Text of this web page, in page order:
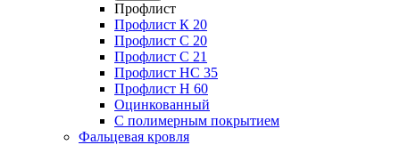
Профлист
Профлист К 20
Профлист С 20
Профлист C 21
Профлист НС 35
Профлист Н 60
Оцинкованный
С полимерным покрытием
Фальцевая кровля